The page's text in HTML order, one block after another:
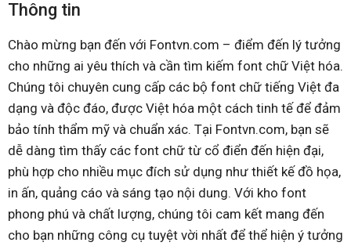
Thông tin
Chào mừng bạn đến với Fontvn.com – điểm đến lý tưởng
cho những ai yêu thích và cần tìm kiếm font chữ Việt hóa.
Chúng tôi chuyên cung cấp các bộ font chữ tiếng Việt đa
dạng và độc đáo, được Việt hóa một cách tinh tế để đảm
bảo tính thẩm mỹ và chuẩn xác. Tại Fontvn.com, bạn sẽ
dễ dàng tìm thấy các font chữ từ cổ điển đến hiện đại,
phù hợp cho nhiều mục đích sử dụng như thiết kế đồ họa,
in ấn, quảng cáo và sáng tạo nội dung. Với kho font
phong phú và chất lượng, chúng tôi cam kết mang đến
cho bạn những công cụ tuyệt vời nhất để thể hiện ý tưởng